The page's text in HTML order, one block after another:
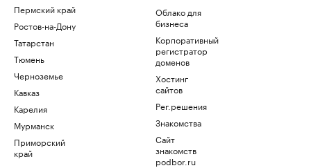
Пермский край
Ростов-на-Дону
Татарстан
Тюмень
Черноземье
Кавказ
Карелия
Мурманск
Приморский
край
Облако для
бизнеса
Корпоративный
регистратор
доменов
Хостинг
сайтов
Рег.решения
Знакомства
Сайт
знакомств
podbor.ru